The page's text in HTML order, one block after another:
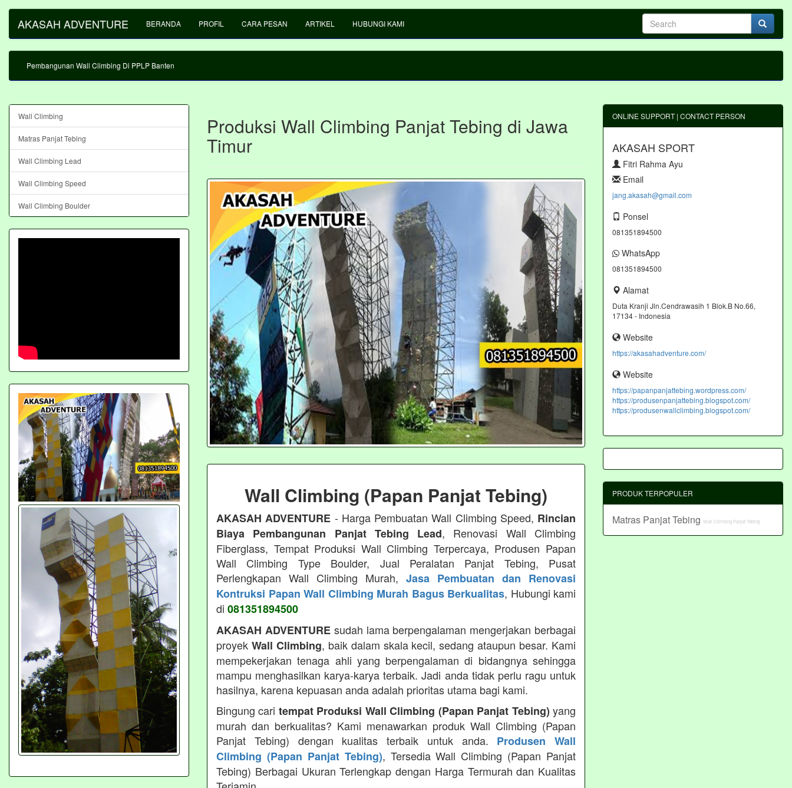
AKASAH ADVENTURE BERANDA PROFIL CARA PESAN ARTIKEL HUBUNGI KAMI
Pembangunan Wall Climbing Di PPLP Banten
Produksi Wall Climbing Panjat Tebing di Jawa
Timur
Wall Climbing (Papan Panjat Tebing)
AKASAH ADVENTURE - Harga Pembuatan Wall Climbing Speed, Rincian
Biaya Pembangunan Panjat Tebing Lead, Renovasi Wall Climbing
Fiberglass, Tempat Produksi Wall Climbing Terpercaya, Produsen Papan
Wall Climbing Type Boulder, Jual Peralatan Panjat Tebing, Pusat
Perlengkapan Wall Climbing Murah, Jasa Pembuatan dan Renovasi
Kontruksi Papan Wall Climbing Murah Bagus Berkualitas, Hubungi kami
di 081351894500
AKASAH ADVENTUREsudah lama berpengalaman mengerjakan berbagai
proyek Wall Climbing, baik dalam skala kecil, sedang ataupun besar. Kami
mempekerjakan tenaga ahli yang berpengalaman di bidangnya sehingga
mampu menghasilkan karya-karya terbaik. Jadi anda tidak perlu ragu untuk
hasilnya, karena kepuasan anda adalah prioritas utama bagi kami.
Bingung cari tempat Produksi Wall Climbing (Papan Panjat Tebing) yang
murah dan berkualitas? Kami menawarkan produk Wall Climbing (Papan
Panjat Tebing) dengan kualitas terbaik untuk anda. Produsen Wall
Climbing (Papan Panjat Tebing), Tersedia Wall Climbing (Papan Panjat
Tebing) Berbagai Ukuran Terlengkap dengan Harga Termurah dan Kualitas
Wall Climbing
Matras Panjat Tebing
Wall Climbing Lead
Wall Climbing Speed
Wall Climbing Boulder
ONLINE SUPPORT | CONTACT PERSON
AKASAH SPORT
Fitri Rahma Ayu
Email
jang.akasah@gmail.com
Ponsel
081351894500
WhatsApp
081351894500
Alamat
Duta Kranji Jln.Cendrawasih 1 Blok.B No.66,
17134 - Indonesia
Website
https://akasahadventure.com/
Website
https://papanpanjattebing.wordpress.com/
https://produsenpanjattebing.blogspot.com/
https://produsenwallclimbing.blogspot.com/
PRODUK TERPOPULER
Matras Panjat Tebing Wall Climbing Panjat Tebing